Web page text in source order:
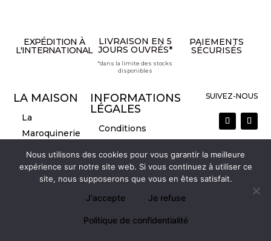
EXPÉDITION À
L'INTERNATIONAL
LIVRAISON EN 5
JOURS OUVRÉS*
*dans la limite des stocks
disponibles
PAIEMENTS
SÉCURISÉS
LA MAISON
La
Maroquinerie
La marque
Nous contacter
INFORMATIONS
LÉGALES
Conditions
Vente
Mentions légales
SUIVEZ-NOUS
Nous utilisons des cookies pour vous garantir la meilleure
expérience sur notre site web. Si vous continuez à utiliser ce
site, nous supposerons que vous en êtes satisfait.
J'accepte Je refuse
Politique de confidentialité